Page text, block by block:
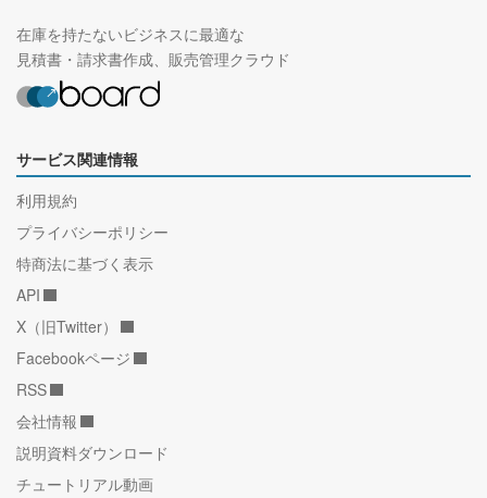
在庫を持たないビジネスに最適な
見積書・請求書作成、販売管理クラウド
サービス関連情報
利用規約
プライバシーポリシー
特商法に基づく表示
API
X（旧Twitter）
Facebookページ
RSS
会社情報
説明資料ダウンロード
チュートリアル動画